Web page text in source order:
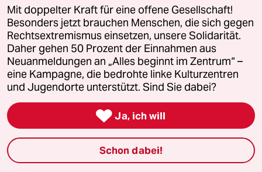
Fragen & Hilfe
Feedback
Aboservice
ePaper Login
Downloads für Abonnierende
Mit doppelter Kraft für eine offene Gesellschaft!
Besonders jetzt brauchen Menschen, die sich gegen
Rechtsextremismus einsetzen, unsere Solidarität.
Daher gehen 50 Prozent der Einnahmen aus
Neuanmeldungen an „Alles beginnt im Zentrum“ –
eine Kampagne, die bedrohte linke Kulturzentren
und Jugendorte unterstützt. Sind Sie dabei?
 Ja, ich will
Schon dabei!